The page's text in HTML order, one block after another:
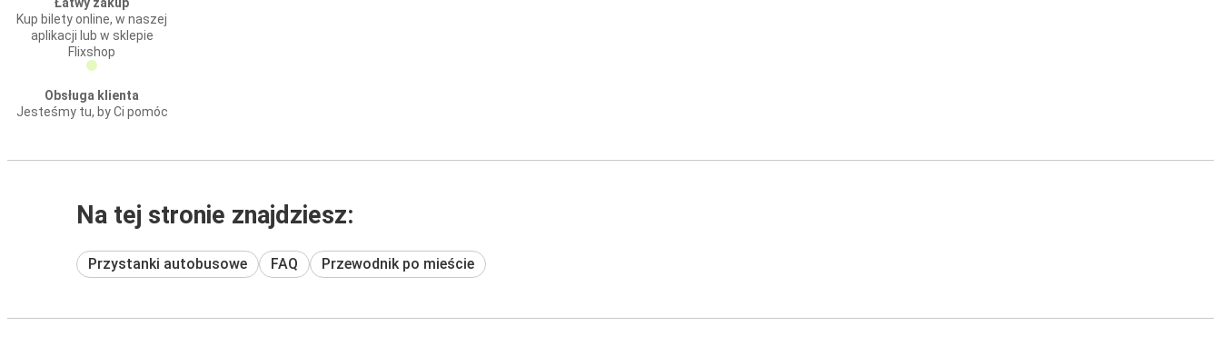
Kup bilety online, w naszej
aplikacji lub w sklepie
Flixshop
Obsługa klienta
Jesteśmy tu, by Ci pomóc
Na tej stronie znajdziesz:
Przystanki autobusowe FAQ Przewodnik po mieście